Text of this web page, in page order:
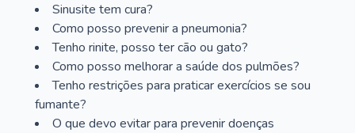
Sinusite tem cura?
Como posso prevenir a pneumonia?
Tenho rinite, posso ter cão ou gato?
Como posso melhorar a saúde dos pulmões?
Tenho restrições para praticar exercícios se sou
fumante?
O que devo evitar para prevenir doenças